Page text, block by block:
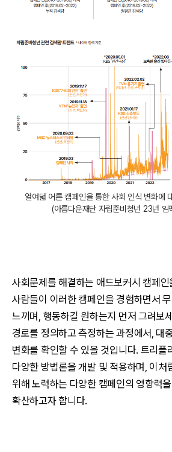
열여덟 어른 캠페인을 통한 사회 인식 변화에
(아름다운재단 자립준비청년 23년 임
사회문제를 해결하는 애드보커시 캠페
사람들이 이러한 캠페인을 경험하면서
느끼며, 행동하길 원하는지 먼저 그려보
경로를 정의하고 측정하는 과정에서, 대
변화를 확인할 수 있을 것입니다. 트리플
다양한 방법론을 개발 및 적용하며, 이처
위해 노력하는 다양한 캠페인의 영향력
확산하고자 합니다.